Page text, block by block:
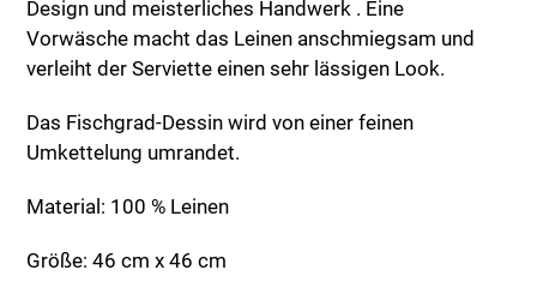
Design und meisterliches Handwerk . Eine
Vorwäsche macht das Leinen anschmiegsam und
verleiht der Serviette einen sehr lässigen Look.
Das Fischgrad-Dessin wird von einer feinen
Umkettelung umrandet.
Material: 100 % Leinen
Größe: 46 cm x 46 cm